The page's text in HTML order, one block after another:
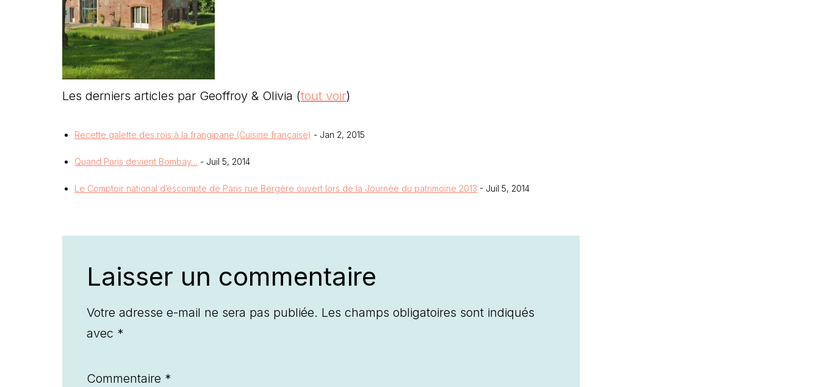
Les derniers articles par Geoffroy & Olivia (tout voir)
Recette galette des rois à la frangipane (Cuisine française) - Jan 2, 2015
Quand Paris devient Bombay… - Juil 5, 2014
Le Comptoir national d’escompte de Paris rue Bergère ouvert lors de la Journée du patrimoine 2013 - Juil 5, 2014
Laisser un commentaire
Votre adresse e-mail ne sera pas publiée. Les champs obligatoires sont indiqués
avec *
Commentaire *